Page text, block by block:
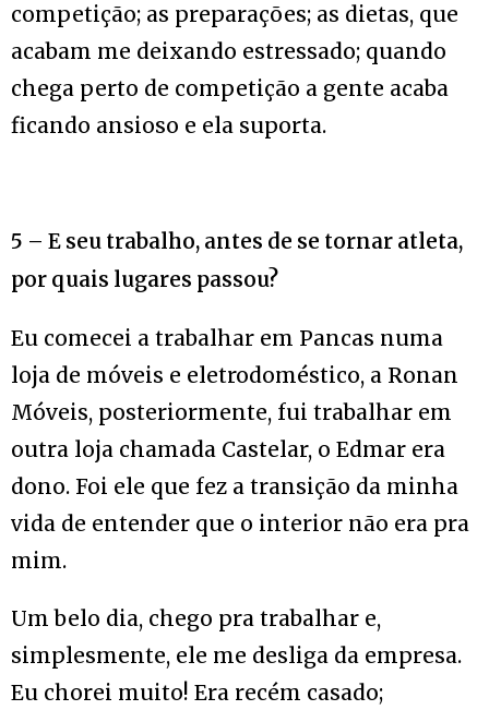
competição; as preparações; as dietas, que
acabam me deixando estressado; quando
chega perto de competição a gente acaba
ficando ansioso e ela suporta.
5 – E seu trabalho, antes de se tornar atleta,
por quais lugares passou?
Eu comecei a trabalhar em Pancas numa
loja de móveis e eletrodoméstico, a Ronan
Móveis, posteriormente, fui trabalhar em
outra loja chamada Castelar, o Edmar era
dono. Foi ele que fez a transição da minha
vida de entender que o interior não era pra
mim.
Um belo dia, chego pra trabalhar e,
simplesmente, ele me desliga da empresa.
Eu chorei muito! Era recém casado;